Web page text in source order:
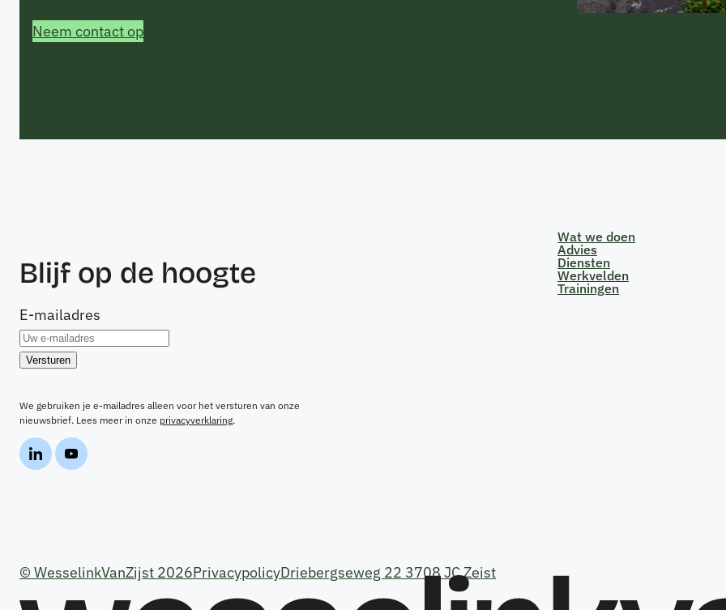
Neem contact op
Blijf op de hoogte
E-mailadres
We gebruiken je e-mailadres alleen voor het versturen van onze
nieuwsbrief. Lees meer in onze privacyverklaring.
Wat we doen
Advies
Diensten
Werkvelden
Trainingen
© WesselinkVanZijst 2026PrivacypolicyDriebergseweg 22 3708 JC Zeist